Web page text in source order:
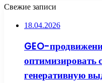
Свежие записи
18.04.2026
GEO-
оптимизировать
генеративную